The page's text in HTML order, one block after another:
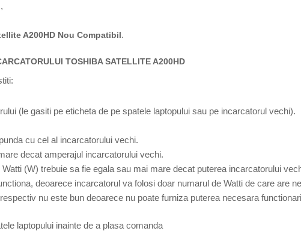
A200HD Nou Compatibil.
TOSHIBA SATELLITE A200HD
(le gasiti pe eticheta de pe spatele laptopului sau pe incarcatorul vechi).
cu cel al incarcatorului vechi.
decat amperajul incarcatorului vechi.
(W) trebuie sa fie egala sau mai mare decat puterea incarcatorului
deoarece incarcatorul va folosi doar numarul de Watti de care are
nu este bun deoarece nu poate furniza puterea necesara
laptopului inainte de a plasa comanda